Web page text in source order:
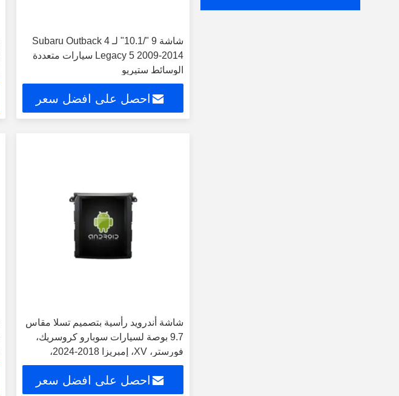
شاشة 9 "/10.1" لـ Subaru Outback 4
Legacy 5 2009-2014 سيارات متعددة
الوسائط ستيريو
احصل على افضل سعر
شاشة أندرويد رأسية بتصميم تسلا مقاس
9.7 بوصة لسيارات سوبارو كروسريك،
فورستر، XV، إمبريزا 2018-2024،
مشغل وسائط متعددة للسيارة بنظام
أندرويد
احصل على افضل سعر